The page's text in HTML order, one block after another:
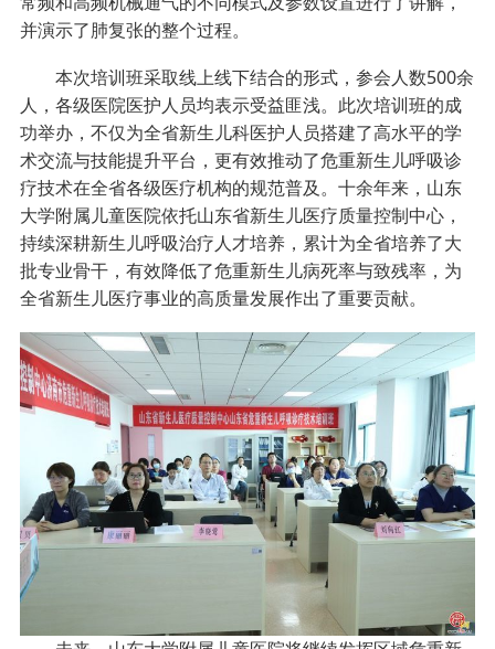
并演示了肺复张的整个过程。
本次培训班采取线上线下结合的形式，参会人数500余
人，各级医院医护人员均表示受益匪浅。此次培训班的成
功举办，不仅为全省新生儿科医护人员搭建了高水平的学
术交流与技能提升平台，更有效推动了危重新生儿呼吸诊
疗技术在全省各级医疗机构的规范普及。十余年来，山东
大学附属儿童医院依托山东省新生儿医疗质量控制中心，
持续深耕新生儿呼吸治疗人才培养，累计为全省培养了大
批专业骨干，有效降低了危重新生儿病死率与致残率，为
全省新生儿医疗事业的高质量发展作出了重要贡献。